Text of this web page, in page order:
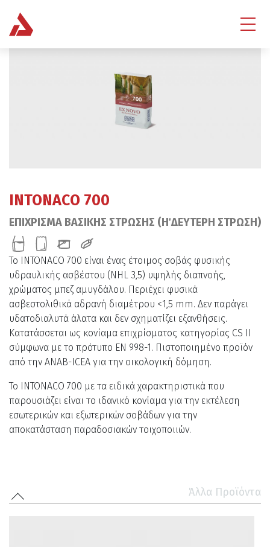
INTONACO 700
ΕΠΙΧΡΙΣΜΑ ΒΑΣΙΚΗΣ ΣΤΡΩΣΗΣ (Η΄ ΔΕΥΤΕΡΗ ΣΤΡΩΣΗ)
Το INTONACO 700 είναι ένας έτοιμος σοβάς φυσικής
υδραυλικής ασβέστου (NHL 3,5) υψηλής διαπνοής,
χρώματος μπεζ αμυγδάλου. Περιέχει φυσικά
ασβεστολιθικά αδρανή διαμέτρου <1,5 mm. Δεν παράγει
υδατοδιαλυτά άλατα και δεν σχηματίζει εξανθήσεις.
Κατατάσσεται ως κονίαμα επιχρίσματος κατηγορίας CS II
σύμφωνα με το πρότυπο EN 998-1. Πιστοποιημένο προϊόν
από την ΑNAB-ICEA για την οικολογική δόμηση.
Το INTONACO 700 με τα ειδικά χαρακτηριστικά που
παρουσιάζει είναι το ιδανικό κονίαμα για την εκτέλεση
εσωτερικών και εξωτερικών σοβάδων για την
αποκατάσταση παραδοσιακών τοιχοποιιών.
Άλλα Προϊόντα